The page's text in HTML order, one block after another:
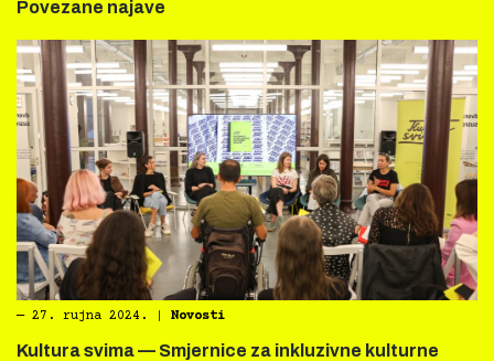
Povezane najave
― 27. rujna 2024. Novosti
Kultura svima — Smjernice za inkluzivne kulturne